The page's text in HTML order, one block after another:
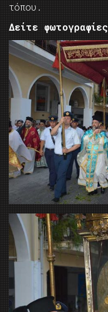
τόπου.
Δείτε φωτογραφίες